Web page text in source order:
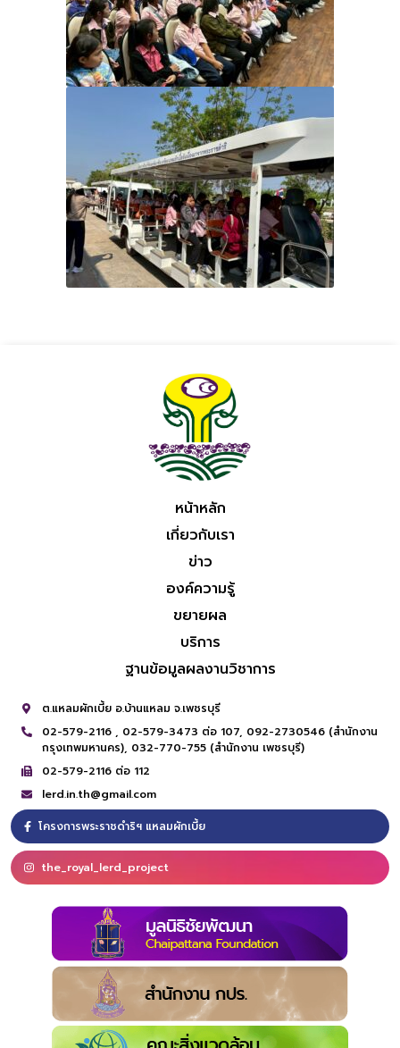
หน้าหลัก
เกี่ยวกับเรา
ข่าว
องค์ความรู้
ขยายผล
บริการ
ฐานข้อมูลผลงานวิชาการ
ต.แหลมผักเบี้ย อ.บ้านแหลม จ.เพชรบุรี
02-579-2116 , 02-579-3473 ต่อ 107, 092-2730546 (สำนักงาน
กรุงเทพมหานคร), 032-770-755 (สำนักงาน เพชรบุรี)
02-579-2116 ต่อ 112
lerd.in.th@gmail.com
โครงการพระราชดำริฯ แหลมผักเบี้ย
the_royal_lerd_project